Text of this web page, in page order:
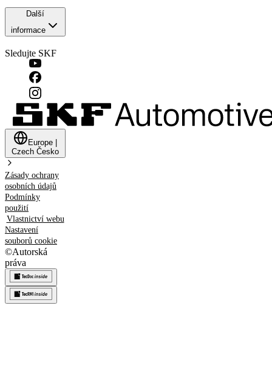
Další
informace
Sledujte SKF
Europe
Czech Česko
Zásady ochrany
osobních údajů
Podmínky
použití
Vlastnictví webu
Nastavení
souborů cookie
©Autorská
práva